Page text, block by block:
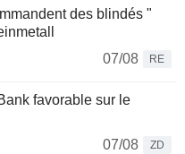
des blindés "
07/08
RE
favorable sur le
07/08
ZD